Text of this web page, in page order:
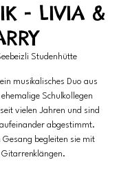
- LIVIA &
Studenhütte
musikalisches Duo aus
Schulkollegen
vielen Jahren und sind
abgestimmt.
Gesang begleiten sie mit
Gitarrenklängen.